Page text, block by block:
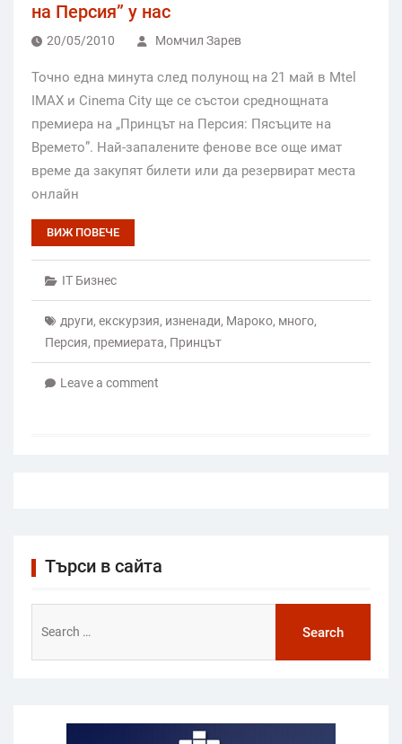
на Персия” у нас
20/05/2010 Момчил Зарев
Точно една минута след полунощ на 21 май в Mtel
IMAX и Cinema City ще се състои среднощната
премиера на „Принцът на Персия: Пясъците на
Времето”. Най-запалените фенове все още имат
време да закупят билети или да резервират места
онлайн
ВИЖ ПОВЕЧЕ
IT Бизнес
други, екскурзия, изненади, Мароко, много,
Персия, премиерата, Принцът
Leave a comment
Търси в сайта
for: